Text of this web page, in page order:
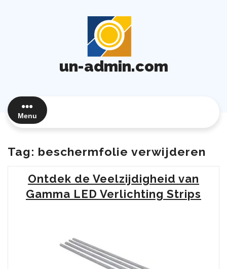
un-admin.com
Menu
Tag: beschermfolie verwijderen
Ontdek de Veelzijdigheid van
Gamma LED Verlichting Strips